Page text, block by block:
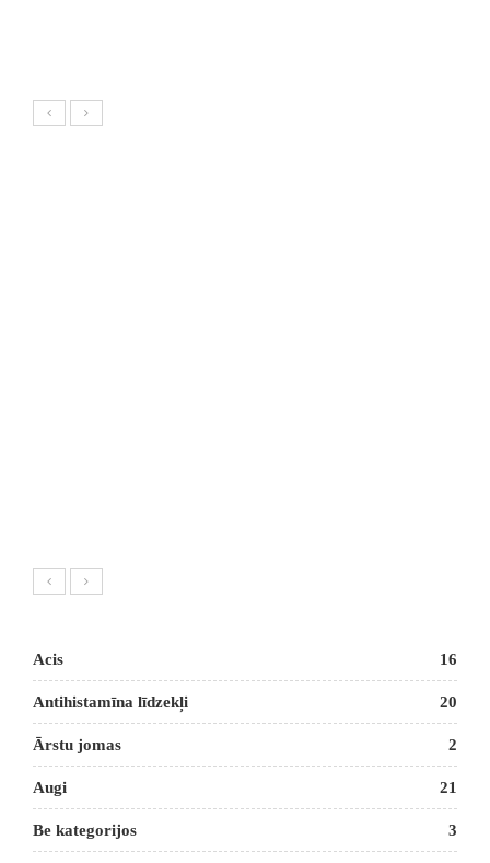
Acis 16
Antihistamīna līdzekļi 20
Ārstu jomas 2
Augi 21
Be kategorijos 3